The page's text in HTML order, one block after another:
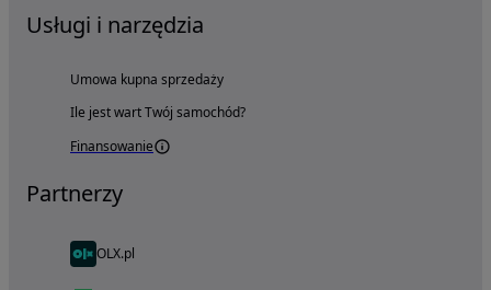
Usługi i narzędzia
Umowa kupna sprzedaży
Ile jest wart Twój samochód?
Finansowanie
Partnerzy
OLX.pl